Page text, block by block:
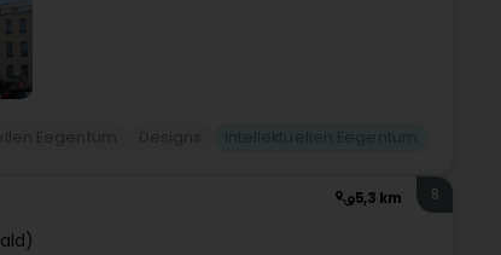
5,3 km 8